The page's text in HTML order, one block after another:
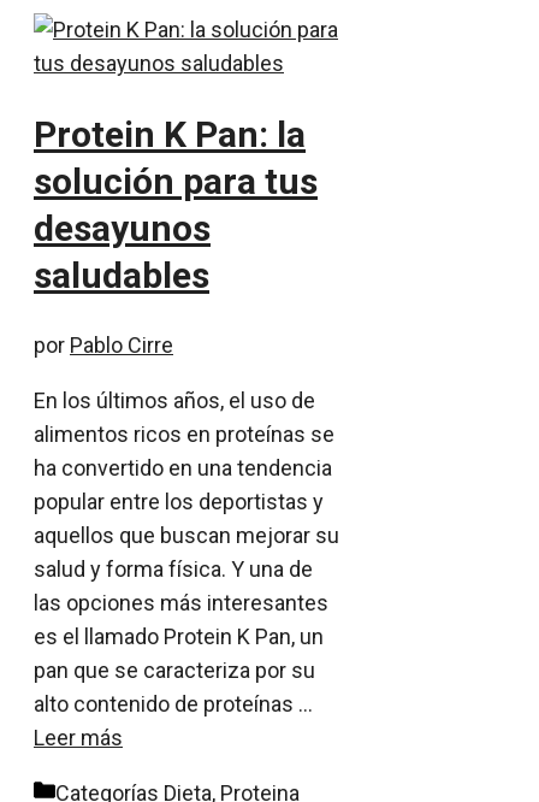
Protein K Pan: la
solución para tus
desayunos
saludables
por Pablo Cirre
En los últimos años, el uso de
alimentos ricos en proteínas se
ha convertido en una tendencia
popular entre los deportistas y
aquellos que buscan mejorar su
salud y forma física. Y una de
las opciones más interesantes
es el llamado Protein K Pan, un
pan que se caracteriza por su
alto contenido de proteínas …
Leer más
Categorías Dieta, Proteina